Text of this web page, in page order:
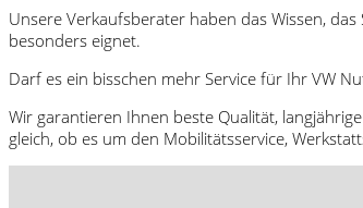
Unsere Verkaufsberater haben das Wissen,
besonders eignet.
Darf es ein bisschen mehr Service für Ihr VW
Wir garantieren Ihnen beste Qualität,
gleich, ob es um den Mobilitätsservice,